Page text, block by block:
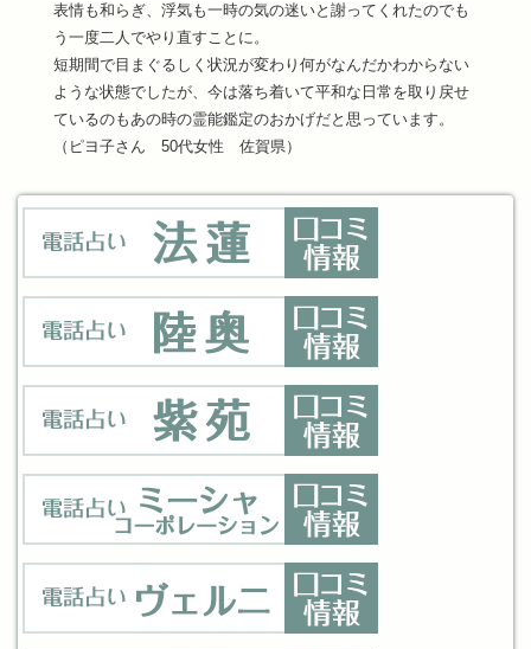
表情も和らぎ、浮気も一時の気の迷いと謝ってくれたのでも
う一度二人でやり直すことに。
短期間で目まぐるしく状況が変わり何がなんだかわからない
ような状態でしたが、今は落ち着いて平和な日常を取り戻せ
ているのもあの時の霊能鑑定のおかげだと思っています。
（ピヨ子さん 50代女性 佐賀県）